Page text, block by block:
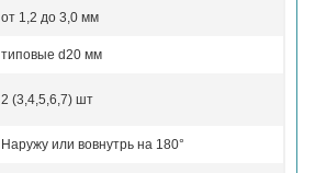
от 1,2 до 3,0 мм
типовые d20 мм
2 (3,4,5,6,7) шт
Наружу или вовнутрь на 180°